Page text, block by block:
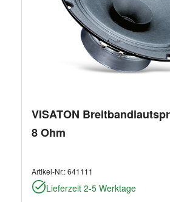
VISATON
8 Ohm
Artikel-Nr.:641111
Lieferzeit 2-5 Werktage